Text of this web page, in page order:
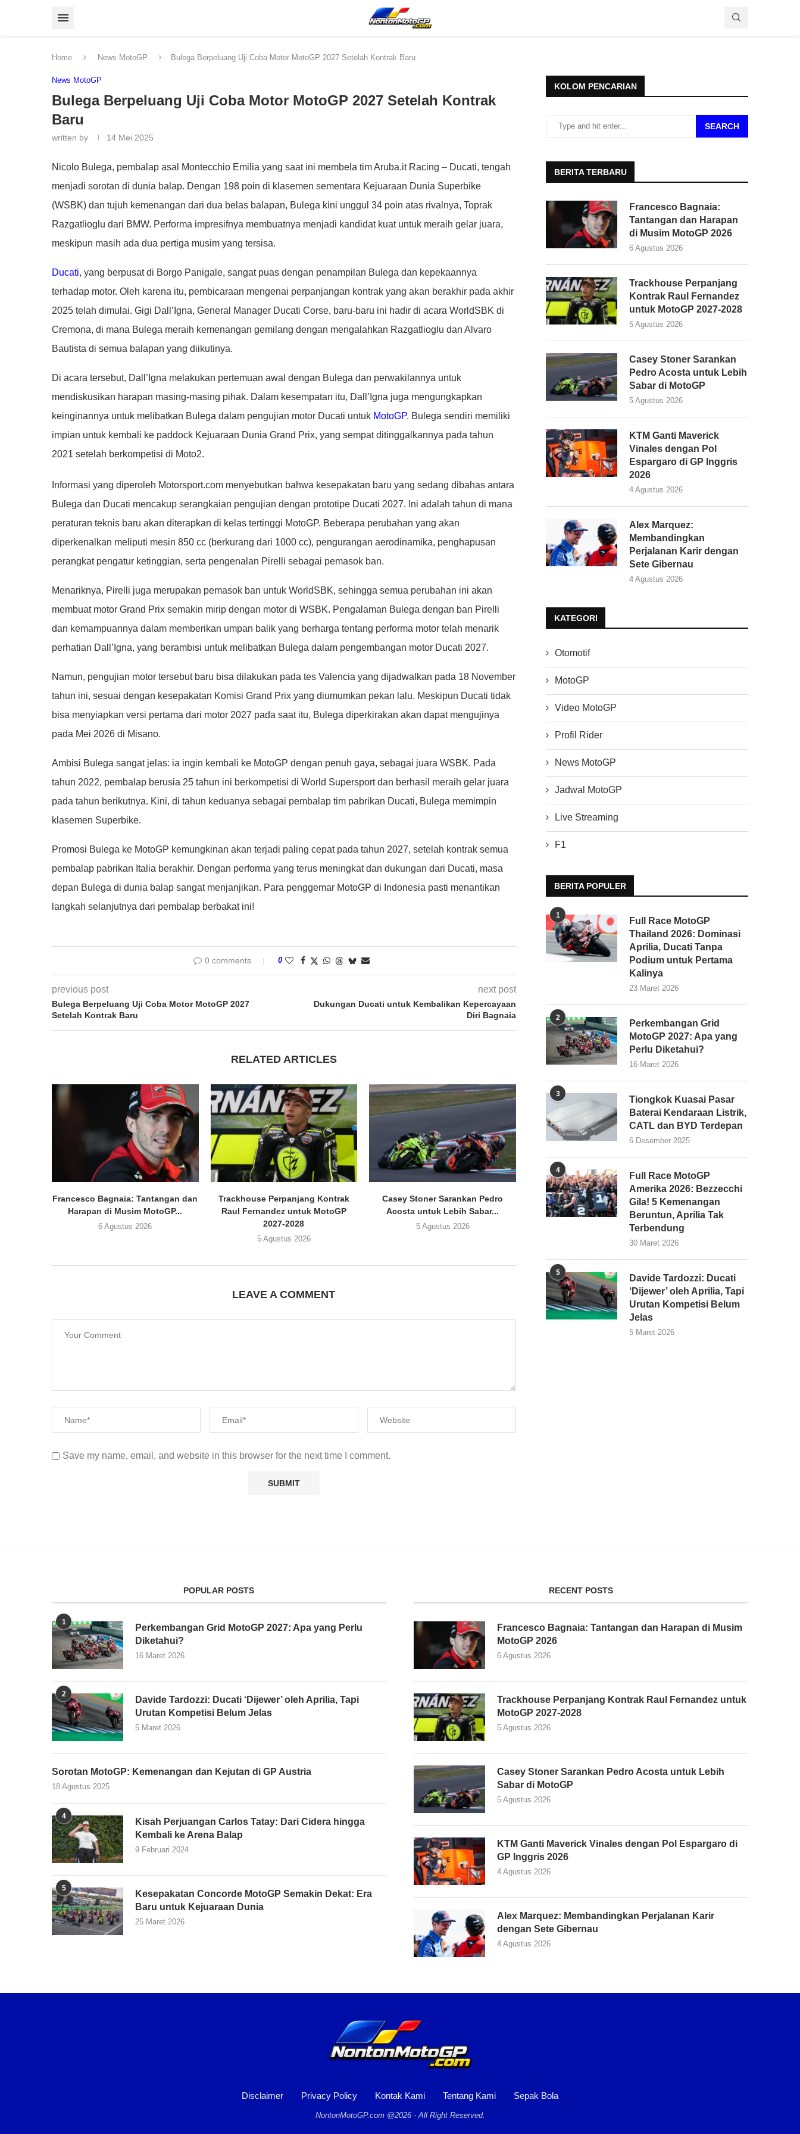
Home News MotoGP Bulega Berpeluang Uji Coba Motor MotoGP 2027 Setelah Kontrak Baru
News MotoGP
Bulega Berpeluang Uji Coba Motor MotoGP 2027 Setelah Kontrak
Baru
written by 14 Mei 2025
Nicolo Bulega, pembalap asal Montecchio Emilia yang saat ini membela tim Aruba.it Racing – Ducati, tengah
menjadi sorotan di dunia balap. Dengan 198 poin di klasemen sementara Kejuaraan Dunia Superbike
(WSBK) dan tujuh kemenangan dari dua belas balapan, Bulega kini unggul 34 poin atas rivalnya, Toprak
Razgatlioglu dari BMW. Performa impresifnya membuatnya menjadi kandidat kuat untuk meraih gelar juara,
meskipun masih ada dua pertiga musim yang tersisa.
Ducati, yang berpusat di Borgo Panigale, sangat puas dengan penampilan Bulega dan kepekaannya
terhadap motor. Oleh karena itu, pembicaraan mengenai perpanjangan kontrak yang akan berakhir pada akhir
2025 telah dimulai. Gigi Dall’Igna, General Manager Ducati Corse, baru-baru ini hadir di acara WorldSBK di
Cremona, di mana Bulega meraih kemenangan gemilang dengan mengalahkan Razgatlioglu dan Alvaro
Bautista di semua balapan yang diikutinya.
Di acara tersebut, Dall’Igna melakukan pertemuan awal dengan Bulega dan perwakilannya untuk
mendiskusikan harapan masing-masing pihak. Dalam kesempatan itu, Dall’Igna juga mengungkapkan
keinginannya untuk melibatkan Bulega dalam pengujian motor Ducati untuk MotoGP. Bulega sendiri memiliki
impian untuk kembali ke paddock Kejuaraan Dunia Grand Prix, yang sempat ditinggalkannya pada tahun
2021 setelah berkompetisi di Moto2.
Informasi yang diperoleh Motorsport.com menyebutkan bahwa kesepakatan baru yang sedang dibahas antara
Bulega dan Ducati mencakup serangkaian pengujian dengan prototipe Ducati 2027. Ini adalah tahun di mana
peraturan teknis baru akan diterapkan di kelas tertinggi MotoGP. Beberapa perubahan yang akan
diperkenalkan meliputi mesin 850 cc (berkurang dari 1000 cc), pengurangan aerodinamika, penghapusan
perangkat pengatur ketinggian, serta pengenalan Pirelli sebagai pemasok ban.
Menariknya, Pirelli juga merupakan pemasok ban untuk WorldSBK, sehingga semua perubahan ini akan
membuat motor Grand Prix semakin mirip dengan motor di WSBK. Pengalaman Bulega dengan ban Pirelli
dan kemampuannya dalam memberikan umpan balik yang berharga tentang performa motor telah menarik
perhatian Dall’Igna, yang berambisi untuk melibatkan Bulega dalam pengembangan motor Ducati 2027.
Namun, pengujian motor tersebut baru bisa dilakukan pada tes Valencia yang dijadwalkan pada 18 November
tahun ini, sesuai dengan kesepakatan Komisi Grand Prix yang diumumkan pekan lalu. Meskipun Ducati tidak
bisa menyiapkan versi pertama dari motor 2027 pada saat itu, Bulega diperkirakan akan dapat mengujinya
pada Mei 2026 di Misano.
Ambisi Bulega sangat jelas: ia ingin kembali ke MotoGP dengan penuh gaya, sebagai juara WSBK. Pada
tahun 2022, pembalap berusia 25 tahun ini berkompetisi di World Supersport dan berhasil meraih gelar juara
pada tahun berikutnya. Kini, di tahun keduanya sebagai pembalap tim pabrikan Ducati, Bulega memimpin
klasemen Superbike.
Promosi Bulega ke MotoGP kemungkinan akan terjadi paling cepat pada tahun 2027, setelah kontrak semua
pembalap pabrikan Italia berakhir. Dengan performa yang terus meningkat dan dukungan dari Ducati, masa
depan Bulega di dunia balap sangat menjanjikan. Para penggemar MotoGP di Indonesia pasti menantikan
langkah selanjutnya dari pembalap berbakat ini!
0 comments 0
previous post
Bulega Berpeluang Uji Coba Motor MotoGP 2027
Setelah Kontrak Baru
next post
Dukungan Ducati untuk Kembalikan Kepercayaan
Diri Bagnaia
RELATED ARTICLES
Francesco Bagnaia: Tantangan dan
Harapan di Musim MotoGP...
6 Agustus 2026
Trackhouse Perpanjang Kontrak
Raul Fernandez untuk MotoGP
2027-2028
5 Agustus 2026
Casey Stoner Sarankan Pedro
Acosta untuk Lebih Sabar...
5 Agustus 2026
LEAVE A COMMENT
Save my name, email, and website in this browser for the next time I comment.
KOLOM PENCARIAN
SEARCH
BERITA TERBARU
Francesco Bagnaia:
Tantangan dan Harapan
di Musim MotoGP 2026
6 Agustus 2026
Trackhouse Perpanjang
Kontrak Raul Fernandez
untuk MotoGP 2027-2028
5 Agustus 2026
Casey Stoner Sarankan
Pedro Acosta untuk Lebih
Sabar di MotoGP
5 Agustus 2026
KTM Ganti Maverick
Vinales dengan Pol
Espargaro di GP Inggris
2026
4 Agustus 2026
Alex Marquez:
Membandingkan
Perjalanan Karir dengan
Sete Gibernau
4 Agustus 2026
KATEGORI
Otomotif
MotoGP
Video MotoGP
Profil Rider
News MotoGP
Jadwal MotoGP
Live Streaming
F1
BERITA POPULER
1
Full Race MotoGP
Thailand 2026: Dominasi
Aprilia, Ducati Tanpa
Podium untuk Pertama
Kalinya
23 Maret 2026
2
Perkembangan Grid
MotoGP 2027: Apa yang
Perlu Diketahui?
16 Maret 2026
3
Tiongkok Kuasai Pasar
Baterai Kendaraan Listrik,
CATL dan BYD Terdepan
6 Desember 2025
4
Full Race MotoGP
Amerika 2026: Bezzecchi
Gila! 5 Kemenangan
Beruntun, Aprilia Tak
Terbendung
30 Maret 2026
5
Davide Tardozzi: Ducati
‘Dijewer’ oleh Aprilia, Tapi
Urutan Kompetisi Belum
Jelas
5 Maret 2026
POPULAR POSTS
1
Perkembangan Grid MotoGP 2027: Apa yang Perlu
Diketahui?
16 Maret 2026
2
Davide Tardozzi: Ducati ‘Dijewer’ oleh Aprilia, Tapi
Urutan Kompetisi Belum Jelas
5 Maret 2026
Sorotan MotoGP: Kemenangan dan Kejutan di GP Austria
18 Agustus 2025
4
Kisah Perjuangan Carlos Tatay: Dari Cidera hingga
Kembali ke Arena Balap
9 Februari 2024
5
Kesepakatan Concorde MotoGP Semakin Dekat: Era
Baru untuk Kejuaraan Dunia
25 Maret 2026
RECENT POSTS
Francesco Bagnaia: Tantangan dan Harapan di Musim
MotoGP 2026
6 Agustus 2026
Trackhouse Perpanjang Kontrak Raul Fernandez untuk
MotoGP 2027-2028
5 Agustus 2026
Casey Stoner Sarankan Pedro Acosta untuk Lebih
Sabar di MotoGP
5 Agustus 2026
KTM Ganti Maverick Vinales dengan Pol Espargaro di
GP Inggris 2026
4 Agustus 2026
Alex Marquez: Membandingkan Perjalanan Karir
dengan Sete Gibernau
4 Agustus 2026
Disclaimer Privacy Policy Kontak Kami Tentang Kami Sepak Bola
NontonMotoGP.com @2026 - All Right Reserved.